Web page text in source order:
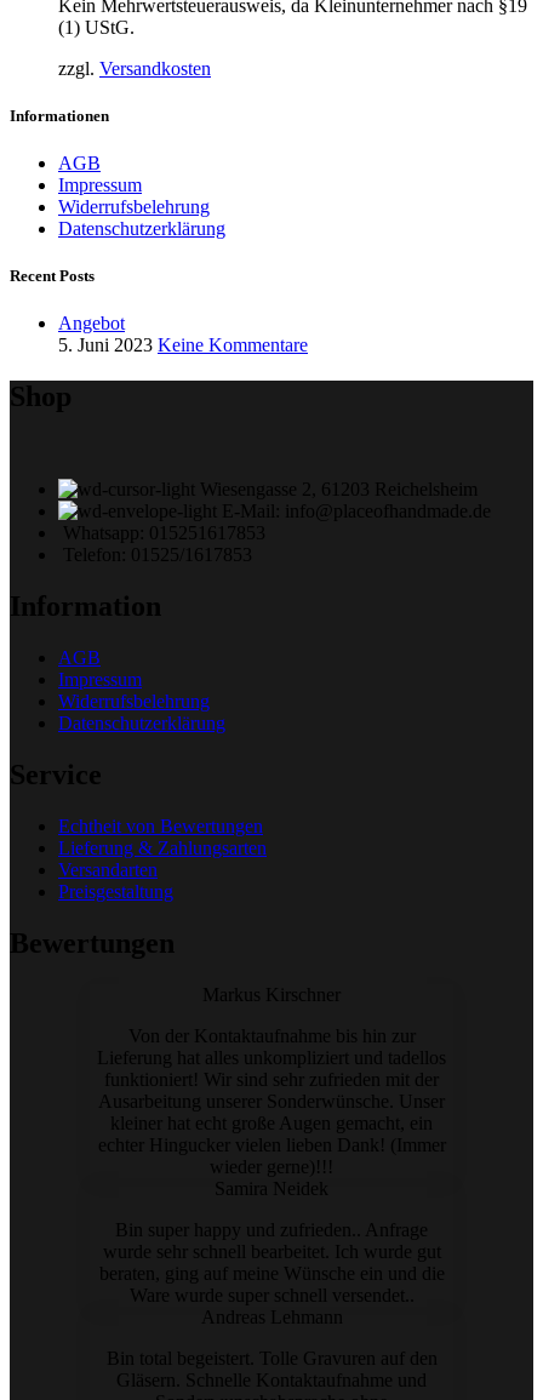
Kein Mehrwertsteuerausweis, da Kleinunternehmer nach §19
(1) UStG.
zzgl. Versandkosten
Informationen
AGB
Impressum
Widerrufsbelehrung
Datenschutzerklärung
Recent Posts
Angebot
5. Juni 2023 Keine Kommentare
Shop
Wiesengasse 2, 61203 Reichelsheim
E-Mail: info@placeofhandmade.de
Whatsapp: 015251617853
Telefon: 01525/1617853
Information
AGB
Impressum
Widerrufsbelehrung
Datenschutzerklärung
Service
Echtheit von Bewertungen
Lieferung & Zahlungsarten
Versandarten
Preisgestaltung
Bewertungen
Markus Kirschner
Von der Kontaktaufnahme bis hin zur
Lieferung hat alles unkompliziert und tadellos
funktioniert! Wir sind sehr zufrieden mit der
Ausarbeitung unserer Sonderwünsche. Unser
kleiner hat echt große Augen gemacht, ein
echter Hingucker vielen lieben Dank! (Immer
wieder gerne)!!!
Samira Neidek
Bin super happy und zufrieden.. Anfrage
wurde sehr schnell bearbeitet. Ich wurde gut
beraten, ging auf meine Wünsche ein und die
Ware wurde super schnell versendet..
Andreas Lehmann
Bin total begeistert. Tolle Gravuren auf den
Gläsern. Schnelle Kontaktaufnahme und